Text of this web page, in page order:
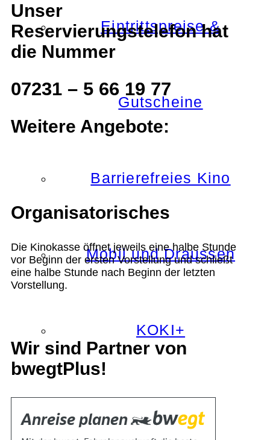
Eintrittspreise &
Gutscheine
Barrierefreies Kino
Mobil und Draussen
KOKI+
Unser
Reservierungstelefon hat
die Nummer
07231 – 5 66 19 77
Weitere Angebote:
Organisatorisches
Die Kinokasse öffnet jeweils eine halbe Stunde
vor Beginn der ersten Vorstellung und schließt
eine halbe Stunde nach Beginn der letzten
Vorstellung.
Wir sind Partner von
bwegtPlus!